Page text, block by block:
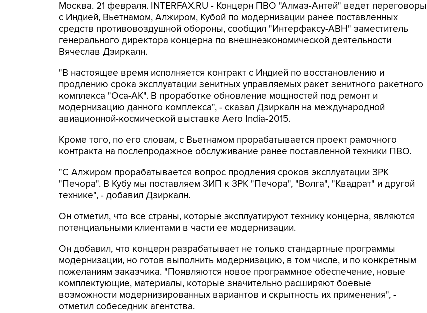
Москва. 21 февраля. INTERFAX.RU - Концерн ПВО "Алмаз-Антей" ведет переговоры
с Индией, Вьетнамом, Алжиром, Кубой по модернизации ранее поставленных
средств противовоздушной обороны, сообщил "Интерфаксу-АВН" заместитель
генерального директора концерна по внешнеэкономической деятельности
Вячеслав Дзиркалн.
"В настоящее время исполняется контракт с Индией по восстановлению и
продлению срока эксплуатации зенитных управляемых ракет зенитного ракетного
комплекса "Оса-АК". В проработке обновление мощностей под ремонт и
модернизацию данного комплекса", - сказал Дзиркалн на международной
авиационной-космической выставке Aero India-2015.
Кроме того, по его словам, с Вьетнамом прорабатывается проект рамочного
контракта на послепродажное обслуживание ранее поставленной техники ПВО.
"С Алжиром прорабатывается вопрос продления сроков эксплуатации ЗРК
"Печора". В Кубу мы поставляем ЗИП к ЗРК "Печора", "Волга", "Квадрат" и другой
технике", - добавил Дзиркалн.
Он отметил, что все страны, которые эксплуатируют технику концерна, являются
потенциальными клиентами в части ее модернизации.
Он добавил, что концерн разрабатывает не только стандартные программы
модернизации, но готов выполнить модернизацию, в том числе, и по конкретным
пожеланиям заказчика. "Появляются новое программное обеспечение, новые
комплектующие, материалы, которые значительно расширяют боевые
возможности модернизированных вариантов и скрытность их применения", -
отметил собеседник агентства.